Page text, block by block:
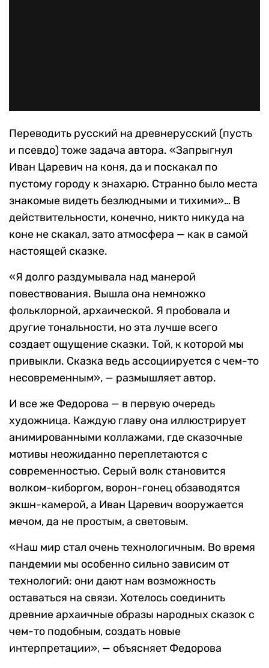
Переводить русский на древнерусский (пусть
и псевдо) тоже задача автора. «Запрыгнул
Иван Царевич на коня, да и поскакал по
пустому городу к знахарю. Странно было места
знакомые видеть безлюдными и тихими»… В
действительности, конечно, никто никуда на
коне не скакал, зато атмосфера — как в самой
настоящей сказке.
«Я долго раздумывала над манерой
повествования. Вышла она немножко
фольклорной, архаической. Я пробовала и
другие тональности, но эта лучше всего
создает ощущение сказки. Той, к которой мы
привыкли. Сказка ведь ассоциируется с чем-то
несовременным», — размышляет автор.
И все же Федорова — в первую очередь
художница. Каждую главу она иллюстрирует
анимированными коллажами, где сказочные
мотивы неожиданно переплетаются с
современностью. Серый волк становится
волком-киборгом, ворон-гонец обзаводятся
экшн-камерой, а Иван Царевич вооружается
мечом, да не простым, а световым.
«Наш мир стал очень технологичным. Во время
пандемии мы особенно сильно зависим от
технологий: они дают нам возможность
оставаться на связи. Хотелось соединить
древние архаичные образы народных сказок с
чем-то подобным, создать новые
интерпретации», — объясняет Федорова